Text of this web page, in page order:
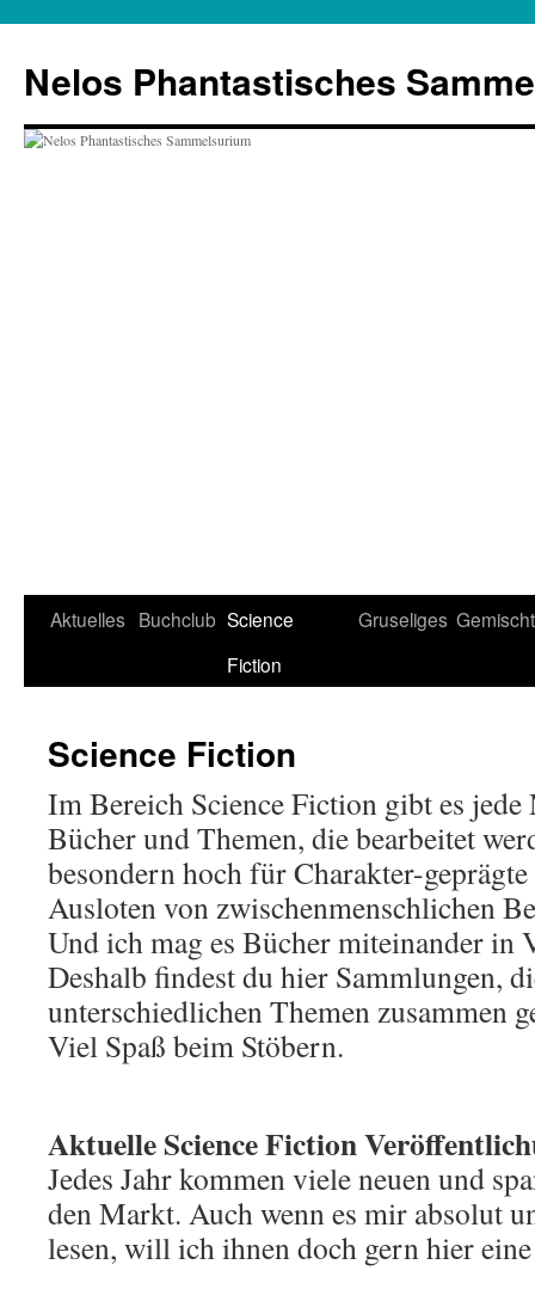
springen
Nelos Phantastisches
Aktuelles Buchclub Science
Fiction
Gruseliges
Science Fiction
Im Bereich Science Fiction gibt es jede
Bücher und Themen, die bearbeitet
besondern hoch für Charakter-
Ausloten von zwischenmenschlichen
Und ich mag es Bücher miteinander in
Deshalb findest du hier Sammlungen,
unterschiedlichen Themen zusammen
Viel Spaß beim Stöbern.
Aktuelle Science Fiction
Jedes Jahr kommen viele neuen und
den Markt. Auch wenn es mir absolut
lesen, will ich ihnen doch gern hier